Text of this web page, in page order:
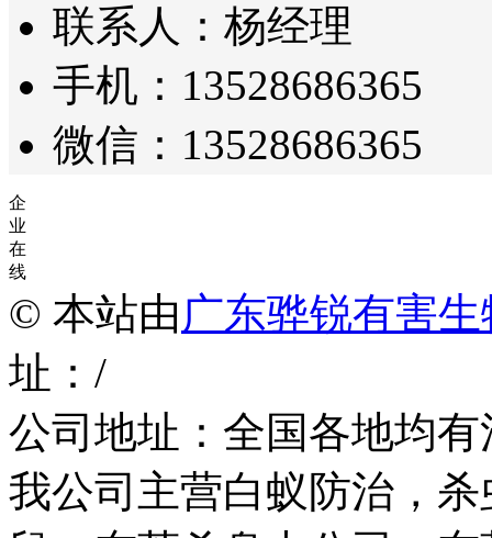
联系人：杨经理
手机：13528686365
微信：13528686365
企
业
在
线
© 本站由 广东骅锐有害
址：/
公司地址：全国各地均
我公司主营白蚁防治，